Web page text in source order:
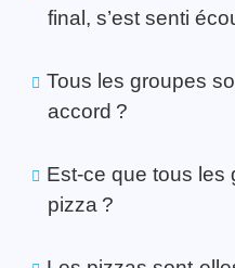
final, s’est senti
Tous les groupes
accord ?
Est-ce que tous les
pizza ?